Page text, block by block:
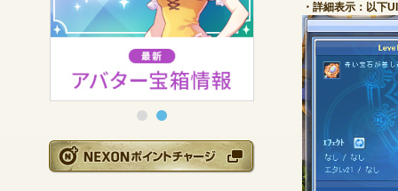
NEXONポイントチ
・詳細表示：以下